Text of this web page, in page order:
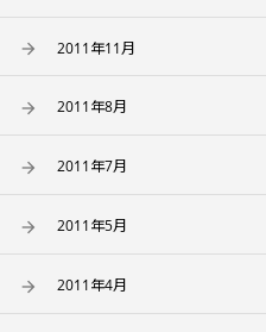
2011年11月
2011年8月
2011年7月
2011年5月
2011年4月